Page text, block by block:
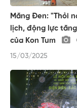
Măng Đen: "Thỏi
lịch, động lực
của Kon Tum
15/03/2025